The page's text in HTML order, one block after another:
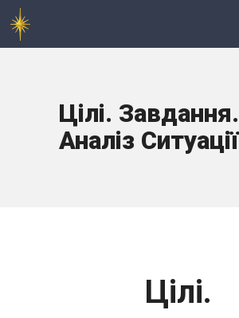
Цілі. Завдання.
Аналіз Ситуації
Цілі.